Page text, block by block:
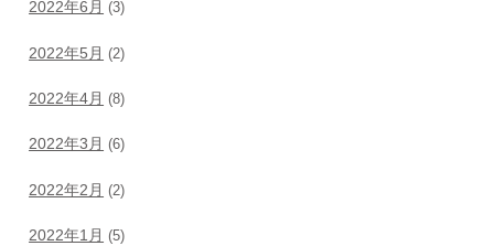
2022年6月 (3)
2022年5月 (2)
2022年4月 (8)
2022年3月 (6)
2022年2月 (2)
2022年1月 (5)